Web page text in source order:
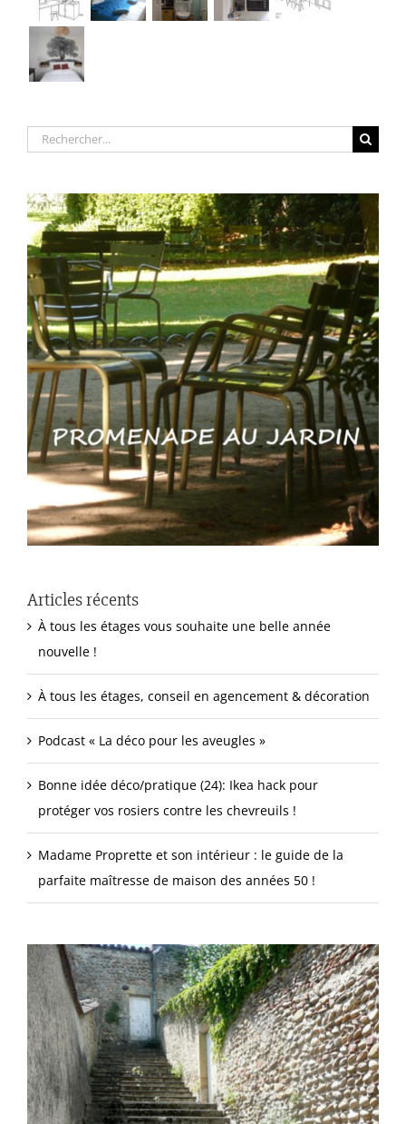
Rechercher:
Articles récents
À tous les étages vous souhaite une belle année
nouvelle !
À tous les étages, conseil en agencement & décoration
Podcast « La déco pour les aveugles »
Bonne idée déco/pratique (24): Ikea hack pour
protéger vos rosiers contre les chevreuils !
Madame Proprette et son intérieur : le guide de la
parfaite maîtresse de maison des années 50 !